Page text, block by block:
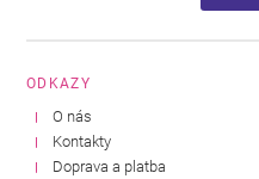
ODKAZY
O nás
Kontakty
Doprava a platba